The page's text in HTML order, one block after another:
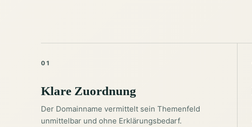
01
Klare Zuordnung
Der Domainname vermittelt sein Themenfeld
unmittelbar und ohne Erklärungsbedarf.